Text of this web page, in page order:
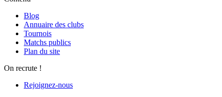
Blog
Annuaire des clubs
Tournois
Matchs publics
Plan du site
On recrute !
Rejoignez-nous